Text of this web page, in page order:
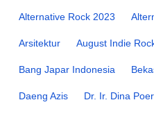
Alternative Rock 2023
Arsitektur August Indie
Bang Japar Indonesia
Daeng Azis Dr. Ir. Dina